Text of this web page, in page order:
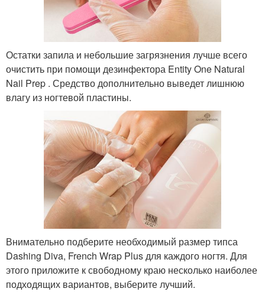
Остатки запила и небольшие загрязнения лучше всего
очистить при помощи дезинфектора Entity One Natural
Nail Prep . Средство дополнительно выведет лишнюю
влагу из ногтевой пластины.
Внимательно подберите необходимый размер типса
Dashing Diva, French Wrap Plus для каждого ногтя. Для
этого приложите к свободному краю несколько наиболее
подходящих вариантов, выберите лучший.